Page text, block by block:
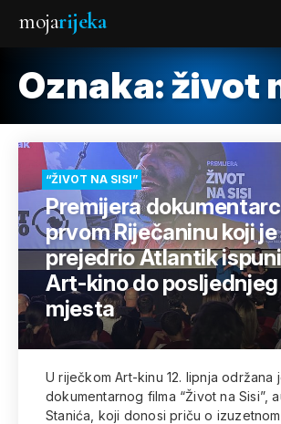
mojarijeka
Oznaka: život
“ŽIVOT NA SISI”
Premijera
prvom Riječaninu koji je
prejedrio Atlantik
Art-kino do posljednjeg
mjesta
U riječkom Art-kinu 12. lipnja održana
dokumentarnog filma “Život na Sisi”,
Stanića, koji donosi priču o izuzetnom